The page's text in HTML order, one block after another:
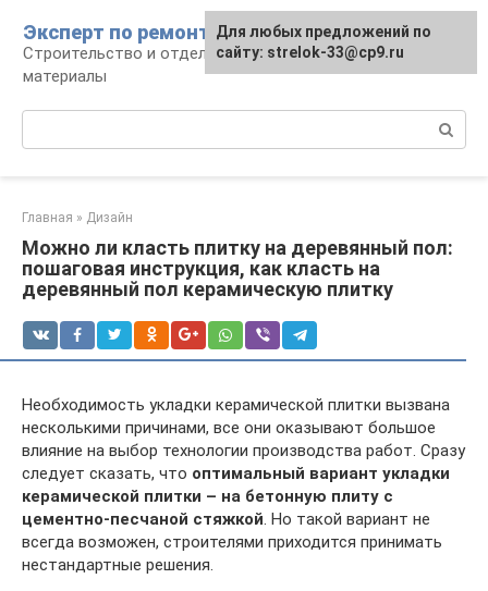
контенту
Эксперт по ремонту
Строительство и отделка: работы и
материалы
Главная » Дизайн
Можно ли класть плитку на деревянный пол:
пошаговая инструкция, как класть на
деревянный пол керамическую плитку
Необходимость укладки керамической плитки вызвана
несколькими причинами, все они оказывают большое
влияние на выбор технологии производства работ. Сразу
следует сказать, что оптимальный вариант укладки
керамической плитки – на бетонную плиту с
цементно-песчаной стяжкой. Но такой вариант не
всегда возможен, строителями приходится принимать
нестандартные решения.
Для любых предложений по
сайту: strelok-33@cp9.ru
Для любых предложений по
сайту: strelok-33@cp9.ru